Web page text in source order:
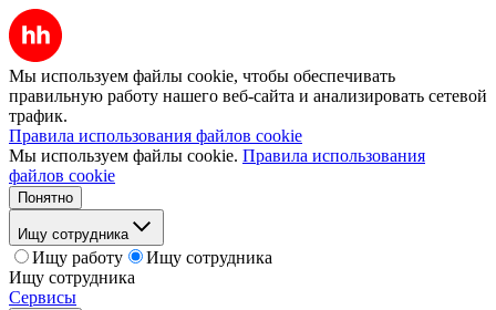
Мы используем файлы cookie, чтобы обеспечивать
правильную работу нашего веб-сайта и анализировать сетевой
трафик.
Правила использования файлов cookie
Мы используем файлы cookie. Правила использования
файлов cookie
Понятно
Ищу сотрудника
Ищу работу
Ищу сотрудника
Ищу сотрудника
Сервисы